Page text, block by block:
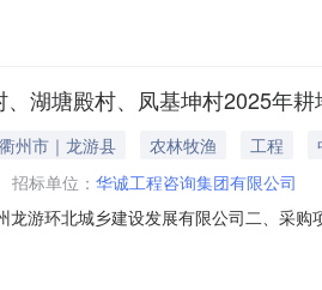
湖塘殿村、凤基坤村2025年
州市｜龙游县 农林牧渔 工程
招标单位： 华诚工程咨询集团有限公司
龙游环北城乡建设发展有限公司二、采
地址1278329元衢州龙游环北城乡建设